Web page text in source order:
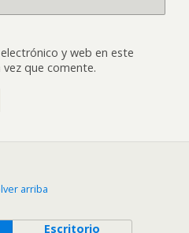
y web en este
que comente.
arriba
Escritorio